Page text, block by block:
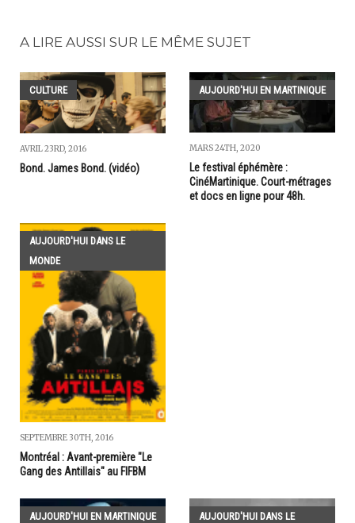
A LIRE AUSSI SUR LE MÊME SUJET
CULTURE
AVRIL 23RD, 2016
Bond. James Bond. (vidéo)
AUJOURD'HUI EN MARTINIQUE
MARS 24TH, 2020
Le festival éphémère :
CinéMartinique. Court-métrages
et docs en ligne pour 48h.
AUJOURD'HUI DANS LE
MONDE
SEPTEMBRE 30TH, 2016
Montréal : Avant-première "Le
Gang des Antillais" au FIFBM
AUJOURD'HUI EN MARTINIQUE
AUJOURD'HUI DANS LE